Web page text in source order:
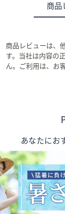
商品
商品レビューは、
す。当社は内容の
ん。ご利用は、お
あなたにお